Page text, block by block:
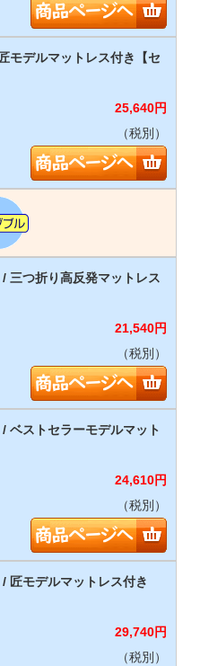
25,640円
（税別）
21,540円
（税別）
24,610円
（税別）
29,740円
（税別）